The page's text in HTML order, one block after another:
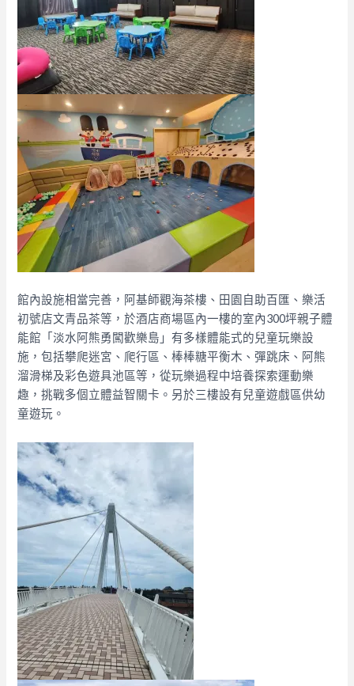
館內設施相當完善，阿基師觀海茶樓、田園自助百匯、樂活
初號店文青品茶等，於酒店商場區內一樓的室內300坪親子體
能館「淡水阿熊勇闖歡樂島」有多樣體能式的兒童玩樂設
施，包括攀爬迷宮、爬行區、棒棒糖平衡木、彈跳床、阿熊
溜滑梯及彩色遊具池區等，從玩樂過程中培養探索運動樂
趣，挑戰多個立體益智關卡。另於三樓設有兒童遊戲區供幼
童遊玩。